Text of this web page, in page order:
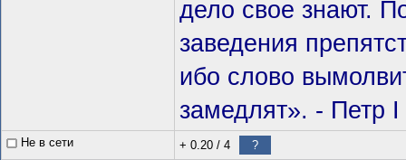
дело свое знают.
заведения
ибо слово
замедлят». - Петр I
Не в сети + 0.20 / 4 ?